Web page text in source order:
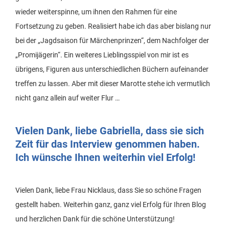
wieder weiterspinne, um ihnen den Rahmen für eine
Fortsetzung zu geben. Realisiert habe ich das aber bislang nur
bei der „Jagdsaison für Märchenprinzen“, dem Nachfolger der
„Promijägerin“. Ein weiteres Lieblingsspiel von mir ist es
übrigens, Figuren aus unterschiedlichen Büchern aufeinander
treffen zu lassen. Aber mit dieser Marotte stehe ich vermutlich
nicht ganz allein auf weiter Flur …
Vielen Dank, liebe Gabriella, dass sie sich
Zeit für das Interview genommen haben.
Ich wünsche Ihnen weiterhin viel Erfolg!
Vielen Dank, liebe Frau Nicklaus, dass Sie so schöne Fragen
gestellt haben. Weiterhin ganz, ganz viel Erfolg für Ihren Blog
und herzlichen Dank für die schöne Unterstützung!